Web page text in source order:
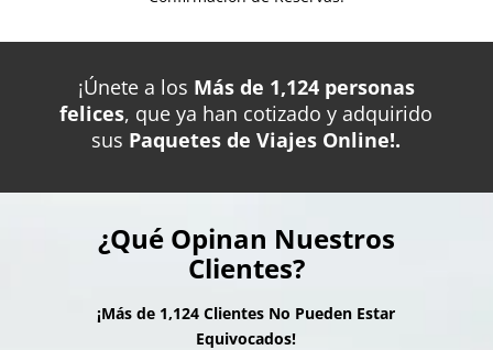
¡Únete a los Más de 1,124 personas
felices, que ya han cotizado y adquirido
sus Paquetes de Viajes Online!.
¿Qué Opinan Nuestros
Clientes?
¡Más de 1,124 Clientes No Pueden Estar
Equivocados!